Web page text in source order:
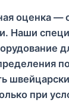
оценка —
Наши
при